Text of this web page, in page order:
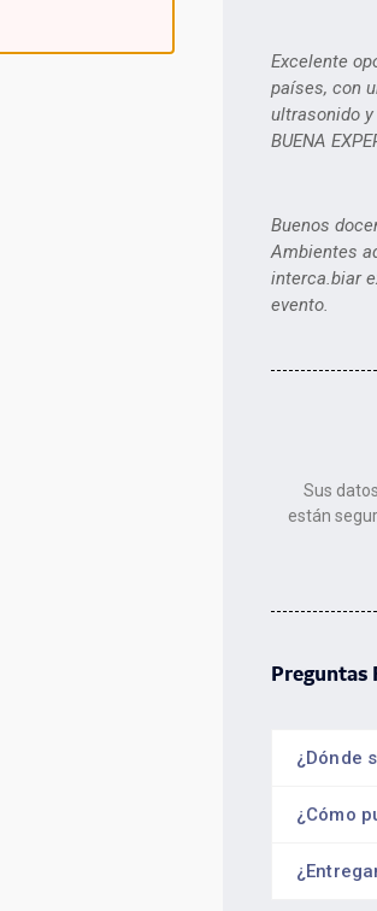
Excelente
países, con
ultrasonido
BUENA
Buenos
Ambientes
interca.biar
evento.
Sus datos
están
Preguntas
¿Dónde
¿Cómo